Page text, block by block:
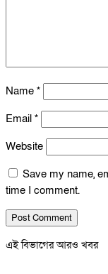
Name *
Email *
Website
Save my name,
time I comment.
এই বিভাগের আরও খবর